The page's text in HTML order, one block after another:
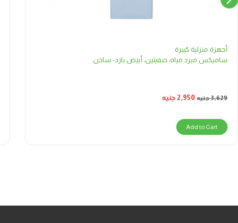
أجهزة منزلية كبيرة
ساميكس مبرد مياه، حنفيتين، أبيض بارد- ساخن
3,629جنيه 2,950 جنيه
Add to Cart